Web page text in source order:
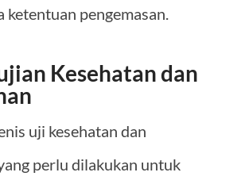
ketentuan pengemasan.
Kesehatan dan
uji kesehatan dan
perlu dilakukan untuk